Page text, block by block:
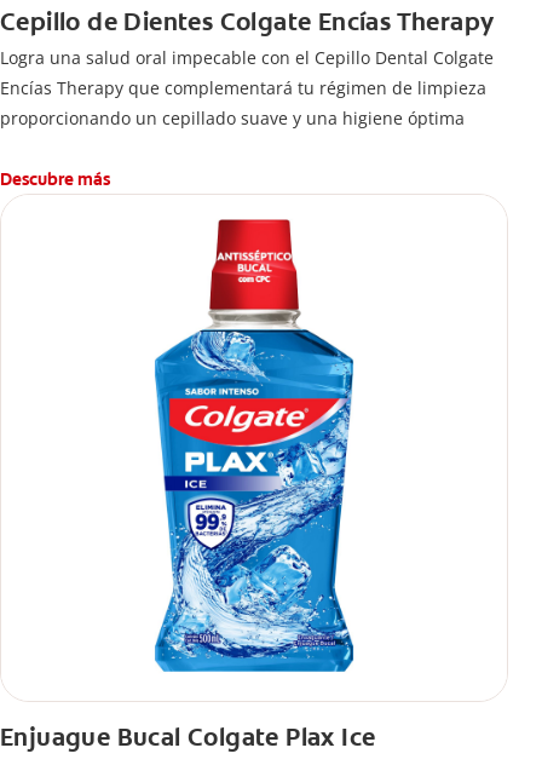
Cepillo de Dientes Colgate Encías Therapy
Logra una salud oral impecable con el Cepillo Dental Colgate
Encías Therapy que complementará tu régimen de limpieza
proporcionando un cepillado suave y una higiene óptima
Descubre más
Enjuague Bucal Colgate Plax Ice